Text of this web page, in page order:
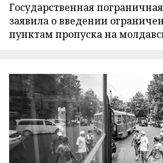
Государственная
заявила о введении
пунктам пропуска на